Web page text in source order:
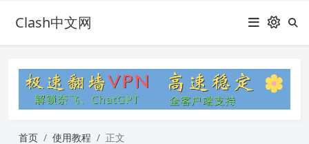
Clash中文网
首页 使用教程 正文